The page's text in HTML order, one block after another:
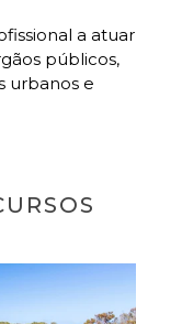
a atuar
públicos,
urbanos e